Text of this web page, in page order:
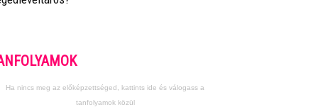
Ha nincs meg az előképzettséged, kattints ide és válogass a
tanfolyamok közül